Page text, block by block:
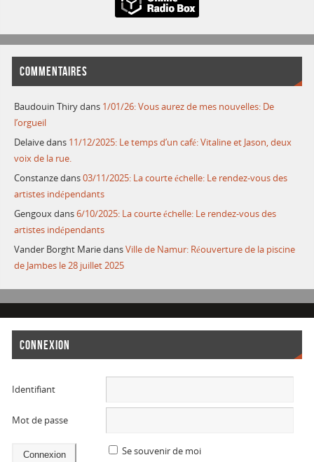
COMMENTAIRES
Baudouin Thirydans 1/01/26: Vous aurez de mes nouvelles: De
l’orgueil
Delaivedans 11/12/2025: Le temps d’un café: Vitaline et Jason, deux
voix de la rue.
Constanzedans03/11/2025: La courte échelle: Le rendez-vous des
artistes indépendants
Gengouxdans6/10/2025: La courte échelle: Le rendez-vous des
artistes indépendants
Vander Borght MariedansVille de Namur: Réouverture de la piscine
de Jambes le 28 juillet 2025
CONNEXION
Identifiant
Mot de passe
Se souvenir de moi